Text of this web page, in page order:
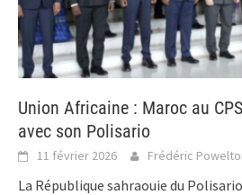
Union Africaine : Maroc au
avec son Polisario
11 février 2026 Frédéric
La République sahraouie du